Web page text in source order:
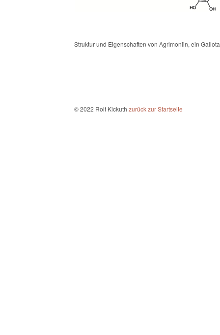
Struktur und Eigenschaften von Agrimoniin, ein
© 2022 Rolf Kickuth zurück zur Startseite